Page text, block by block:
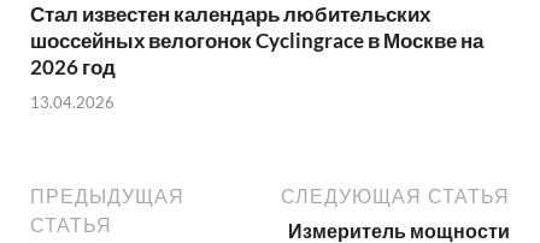
Стал известен календарь любительских
шоссейных велогонок Cyclingrace в Москве на
2026 год
13.04.2026
ПРЕДЫДУЩАЯ
СТАТЬЯ
СЛЕДУЮЩАЯ СТАТЬЯ
Измеритель мощности